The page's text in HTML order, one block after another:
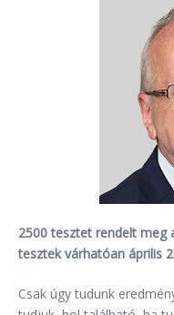
2500 tesztet rendelt meg
tesztek várhatóan április
Csak úgy tudunk